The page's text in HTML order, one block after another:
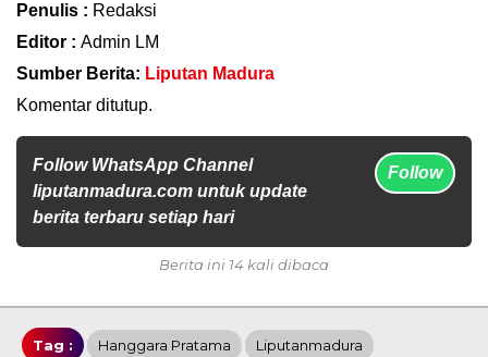
Penulis : Redaksi
Editor : Admin LM
Sumber Berita: Liputan Madura
Komentar ditutup.
Follow WhatsApp Channel
liputanmadura.com untuk update
berita terbaru setiap hari
Follow
Berita ini 14 kali dibaca
Tag : Hanggara Pratama Liputanmadura